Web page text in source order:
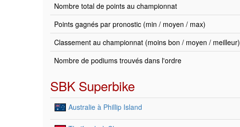
Nombre total de points au championnat
Points gagnés par pronostic (min / moyen / max)
Classement au championnat (moins bon / moyen / meilleur)
Nombre de podiums trouvés dans l'ordre
SBK Superbike
Australie à Phillip Island